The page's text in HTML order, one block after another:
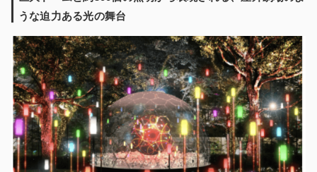
うな迫力ある光の舞台